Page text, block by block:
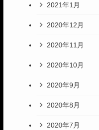
2021年1月
2020年12月
2020年11月
2020年10月
2020年9月
2020年8月
2020年7月